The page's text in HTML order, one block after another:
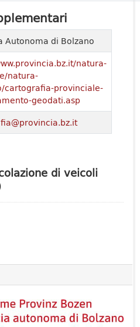
di veicoli
Autonoma di Bolzano
natura-
natura-
cartografia-provinciale-
geodati.asp